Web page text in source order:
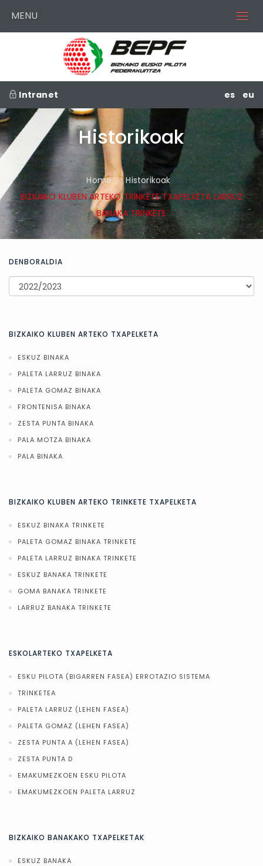
MENU
Intranet es eu
Historikoak
Home
Historikoak
BIZKAIKO KLUBEN ARTEKO TRINKETE TXAPELKETA LARRUZ
BANAKA TRINKETE
DENBORALDIA
BIZKAIKO KLUBEN ARTEKO TXAPELKETA
ESKUZ BINAKA
PALETA LARRUZ BINAKA
PALETA GOMAZ BINAKA
FRONTENISA BINAKA
ZESTA PUNTA BINAKA
PALA MOTZA BINAKA
PALA BINAKA
BIZKAIKO KLUBEN ARTEKO TRINKETE TXAPELKETA
ESKUZ BINAKA TRINKETE
PALETA GOMAZ BINAKA TRINKETE
PALETA LARRUZ BINAKA TRINKETE
ESKUZ BANAKA TRINKETE
GOMA BANAKA TRINKETE
LARRUZ BANAKA TRINKETE
ESKOLARTEKO TXAPELKETA
ESKU PILOTA (BIGARREN FASEA) ERROTAZIO SISTEMA
TRINKETEA
PALETA LARRUZ (LEHEN FASEA)
PALETA GOMAZ (LEHEN FASEA)
ZESTA PUNTA A (LEHEN FASEA)
ZESTA PUNTA D
EMAKUMEZKOEN ESKU PILOTA
EMAKUMEZKOEN PALETA LARRUZ
BIZKAIKO BANAKAKO TXAPELKETAK
ESKUZ BANAKA